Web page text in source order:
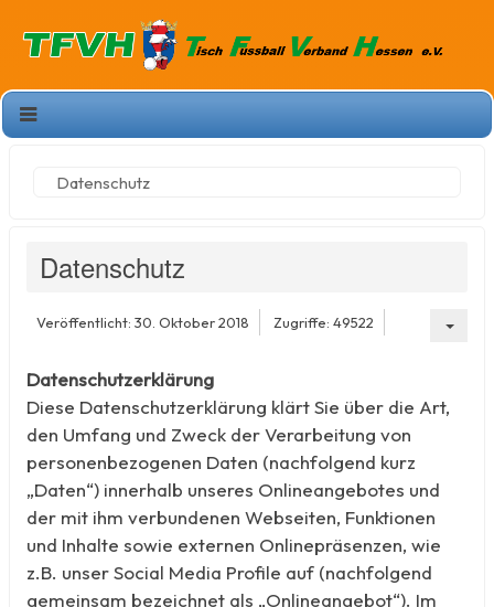
Datenschutz
Datenschutz
Veröffentlicht: 30. Oktober 2018 Zugriffe: 49522
Datenschutzerklärung
Diese Datenschutzerklärung klärt Sie über die Art,
den Umfang und Zweck der Verarbeitung von
personenbezogenen Daten (nachfolgend kurz
„Daten“) innerhalb unseres Onlineangebotes und
der mit ihm verbundenen Webseiten, Funktionen
und Inhalte sowie externen Onlinepräsenzen, wie
z.B. unser Social Media Profile auf (nachfolgend
gemeinsam bezeichnet als „Onlineangebot“). Im